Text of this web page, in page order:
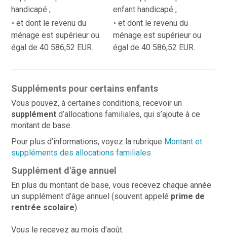
handicapé ;
et dont le revenu du
ménage est supérieur ou
égal de 40 586,52 EUR.
enfant handicapé ;
et dont le revenu du
ménage est supérieur ou
égal de 40 586,52 EUR.
Suppléments pour certains enfants
Vous pouvez, à certaines conditions, recevoir un
supplément d’allocations familiales, qui s’ajoute à ce
montant de base.
Pour plus d’informations, voyez la rubrique Montant et
suppléments des allocations familiales
Supplément d'âge annuel
En plus du montant de base, vous recevez chaque année
un supplément d’âge annuel (souvent appelé prime de
rentrée scolaire).
Vous le recevez au moisd’août.